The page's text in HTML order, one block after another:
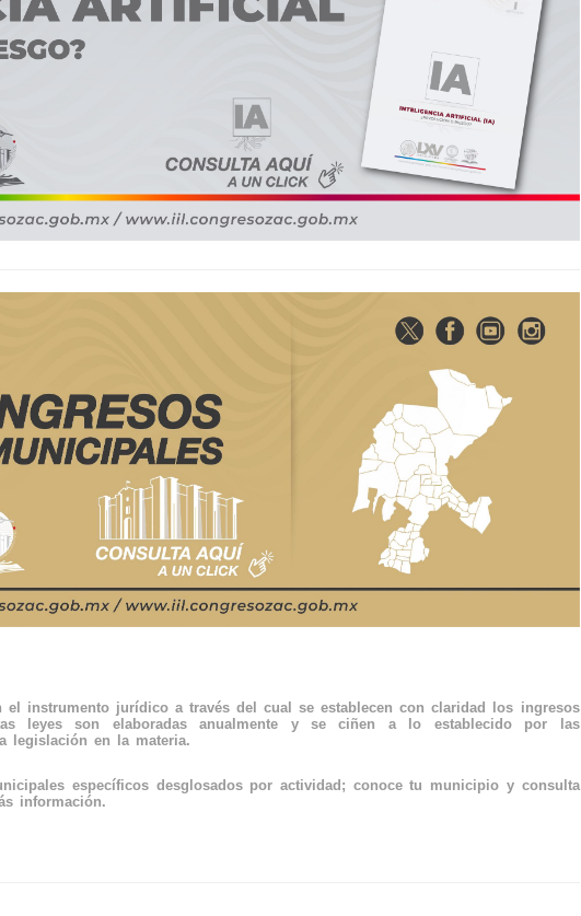
instrumento jurídico a través del cual se establecen con claridad los ingresos
leyes son elaboradas anualmente y se ciñen a lo establecido por las
legislación en la materia.
específicos desglosados por actividad; conoce tu municipio y consulta
información.